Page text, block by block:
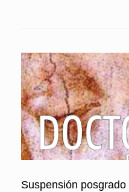
Suspensión posgrado